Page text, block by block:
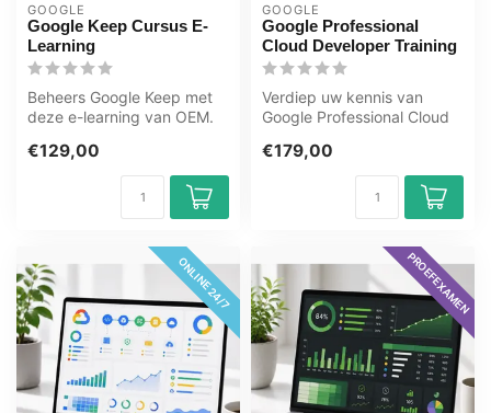
GOOGLE
Google Keep Cursus E-
Learning
Beheers Google Keep met
deze e-learning van OEM.
uw e...
€129,00
GOOGLE
Google Professional
Cloud Developer Training
Verdiep uw kennis van
Google Professional Cloud
learning va...
€179,00
ONLINE 24/7 PROEFEXAMEN